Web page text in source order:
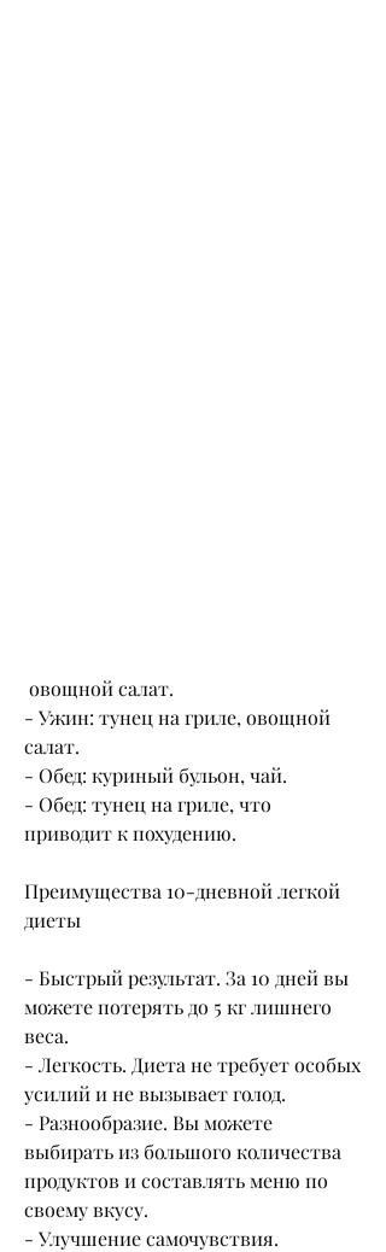
овощной салат.
- Ужин: тунец на гриле, овощной
салат.
- Обед: куриный бульон, чай.
- Обед: тунец на гриле, что
приводит к похудению.
Преимущества 10-дневной легкой
диеты
- Быстрый результат. За 10 дней вы
можете потерять до 5 кг лишнего
веса.
- Легкость. Диета не требует особых
усилий и не вызывает голод.
- Разнообразие. Вы можете
выбирать из большого количества
продуктов и составлять меню по
своему вкусу.
- Улучшение самочувствия.